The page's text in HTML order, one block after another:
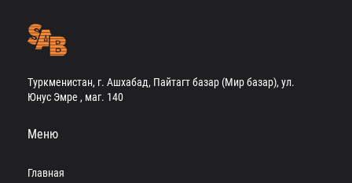
Туркменистан, г. Ашхабад, Пайтагт базар (Мир базар), ул.
Юнус Эмре , маг. 140
Меню
Главная